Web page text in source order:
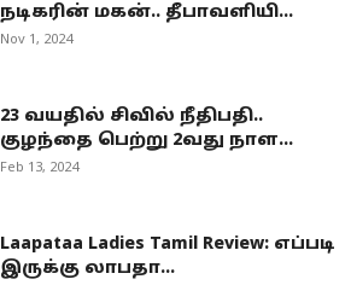
நடிகரின் மகன்.. தீபாவளியி...
Nov 1, 2024
23 வயதில் சிவில் நீதிபதி..
குழந்தை பெற்று 2வது நாள...
Feb 13, 2024
Laapataa Ladies Tamil Review: எப்படி
இருக்கு லாபதா...